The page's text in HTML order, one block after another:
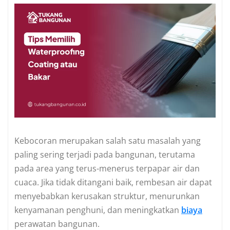
Kebocoran merupakan salah satu masalah yang
paling sering terjadi pada bangunan, terutama
pada area yang terus-menerus terpapar air dan
cuaca. Jika tidak ditangani baik, rembesan air dapat
menyebabkan kerusakan struktur, menurunkan
kenyamanan penghuni, dan meningkatkan biaya
perawatan bangunan.